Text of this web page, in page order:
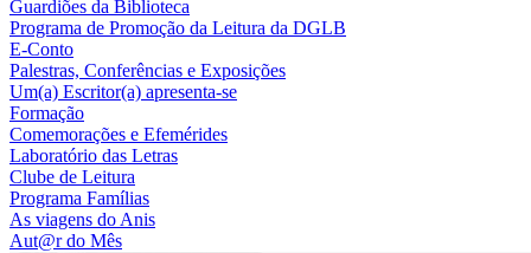
Guardiões da Biblioteca
Programa de Promoção da Leitura da DGLB
E-Conto
Palestras, Conferências e Exposições
Um(a) Escritor(a) apresenta-se
Formação
Comemorações e Efemérides
Laboratório das Letras
Clube de Leitura
Programa Famílias
As viagens do Anis
Aut@r do Mês